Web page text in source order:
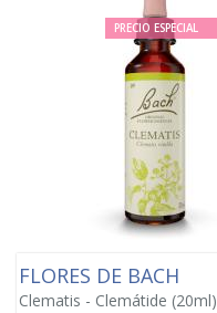
PRECIO ESPECIAL
FLORES DE BACH
Clematis - Clemátide (20ml)